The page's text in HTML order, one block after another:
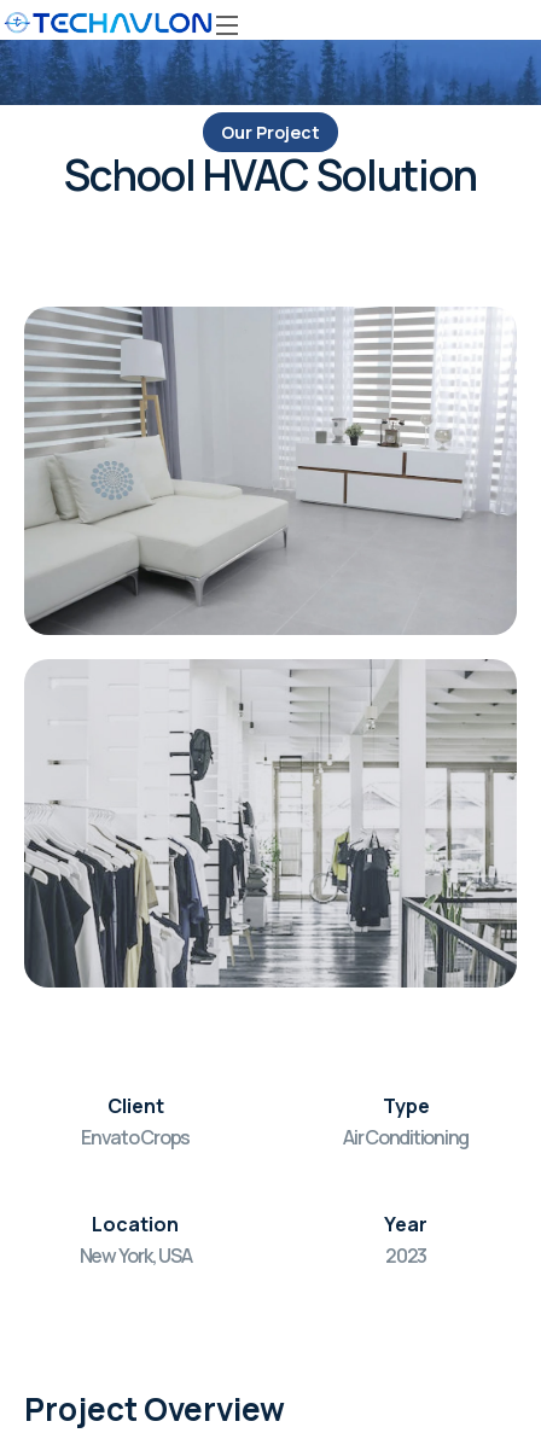
Our Project
School HVAC Solution
Client
Envato Crops
Type
Air Conditioning
Location
New York, USA
Year
2023
Project Overview